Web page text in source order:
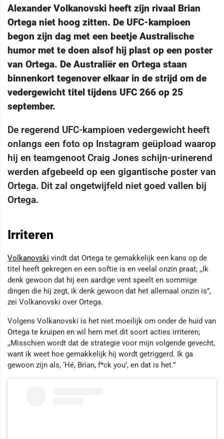
Alexander Volkanovski heeft zijn rivaal Brian
Ortega niet hoog zitten. De UFC-kampioen
begon zijn dag met een beetje Australische
humor met te doen alsof hij plast op een poster
van Ortega. De Australiër en Ortega staan
binnenkort tegenover elkaar in de strijd om de
vedergewicht titel tijdens UFC 266 op 25
september.
De regerend UFC-kampioen vedergewicht heeft
onlangs een foto op Instagram geüpload waarop
hij en teamgenoot Craig Jones schijn-urinerend
werden afgebeeld op een gigantische poster van
Ortega. Dit zal ongetwijfeld niet goed vallen bij
Ortega.
Irriteren
Volkanovski vindt dat Ortega te gemakkelijk een kans op de
titel heeft gekregen en een softie is en veelal onzin praat; ,,Ik
denk gewoon dat hij een aardige vent speelt en sommige
dingen die hij zegt, ik denk gewoon dat het allemaal onzin is”,
zei Volkanovski over Ortega.
Volgens Volkanovski is het niet moeilijk om onder de huid van
Ortega te kruipen en wil hem met dit soort acties irriteren;
,,Misschien wordt dat de strategie voor mijn volgende gevecht,
want ik weet hoe gemakkelijk hij wordt getriggerd. Ik ga
gewoon zijn als, ‘Hé, Brian, f*ck you’, en dat is het.”